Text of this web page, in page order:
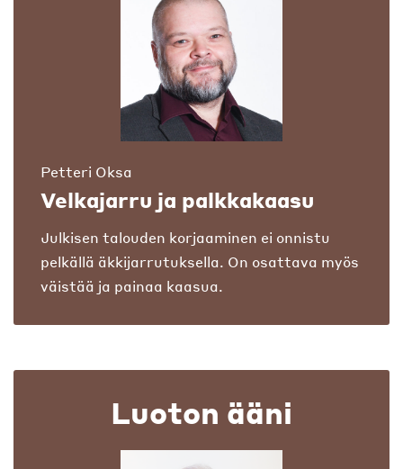
Petteri Oksa
Velkajarru ja palkkakaasu
Julkisen talouden korjaaminen ei onnistu
pelkällä äkkijarrutuksella. On osattava myös
väistää ja painaa kaasua.
Luoton ääni